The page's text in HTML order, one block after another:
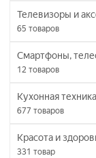
Телевизоры и
65 товаров
Смартфоны,
12 товаров
Кухонная техника
677 товаров
Красота и
331 товар